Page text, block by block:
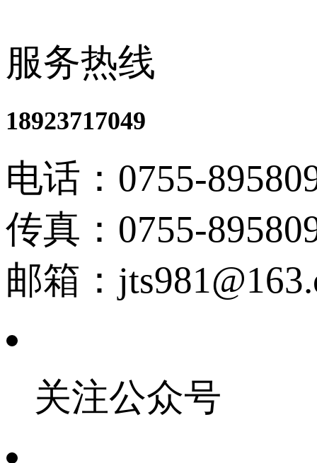
服务热线
18923717049
电话：0755-
传真：0755-
邮箱：
关注公众号